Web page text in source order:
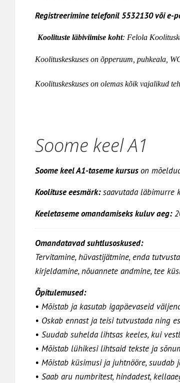
Registreerimine telefonil 5532130 või e-
Koolituste läbiviimise koht: Felola
Koolituskeskuses on õpperuum, puhkeala,
Koolituskeskuses on olemas kõik vajalikud
Soome keel A1
Soome keel A1-taseme kursuson
Koolituse eesmärk:saavutada läbimurre
Keeletaseme omandamiseks kuluv aeg:
Omandatavad suhtlusoskused:
Tervitamine, hüvastijätmine, enda
kirjeldamine, nõuannete andmine, tee
Õpitulemused:
• Mõistab ja kasutab igapäevaseid
• Oskab ennast ja teisi tutvustada ning
• Suudab suhelda lihtsas keeles, kui
• Mõistab lühikesi lihtsaid tekste ja
• Mõistab küsimusi ja juhtnööre,
• Saab aru numbritest, hindadest,